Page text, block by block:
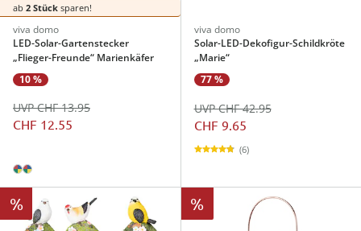
ab 2 Stück sparen!
viva domo
LED-Solar-Gartenstecker
„Flieger-Freunde“ Marienkäfer
10 %
CHF 12.55
UVP CHF 13.95
viva domo
Solar-LED-Dekofigur-Schildkröte
„Marie“
77 %
CHF 9.65
UVP CHF 42.95
(6)
% %